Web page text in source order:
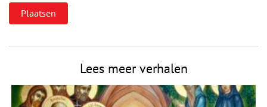
Lees meer verhalen